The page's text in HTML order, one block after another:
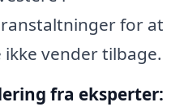
for at
vender tilbage.
fra eksperter: